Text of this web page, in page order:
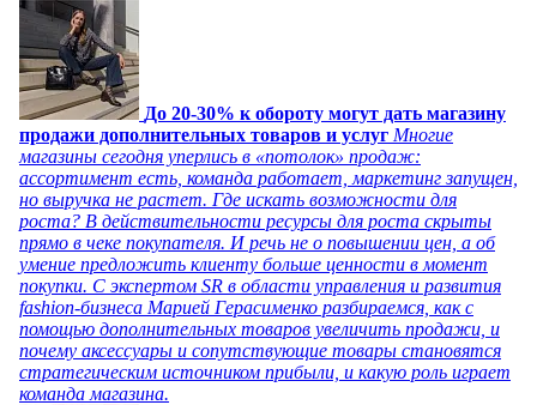
До 20-30% к обороту могут дать магазину
продажи дополнительных товаров и услуг Многие
магазины сегодня уперлись в «потолок» продаж:
ассортимент есть, команда работает, маркетинг запущен,
но выручка не растет. Где искать возможности для
роста? В действительности ресурсы для роста скрыты
прямо в чеке покупателя. И речь не о повышении цен, а об
умение предложить клиенту больше ценности в момент
покупки. С экспертом SR в области управления и развития
fashion-бизнеса Марией Герасименко разбираемся, как с
помощью дополнительных товаров увеличить продажи, и
почему аксессуары и сопутствующие товары становятся
стратегическим источником прибыли, и какую роль играет
команда магазина.